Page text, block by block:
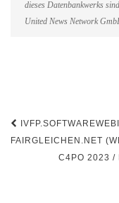
dieses Datenbankwerks
United News Network
FAIRGLEICHEN.NET
C4PO 2023 /